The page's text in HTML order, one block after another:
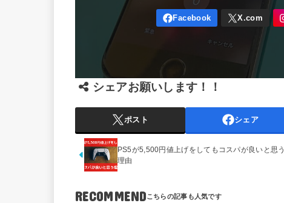
シェアお願いします！！
ポスト シェア
PS5が5,500円値上げをしてもコスパが良いと思う
理由
RECOMMEND